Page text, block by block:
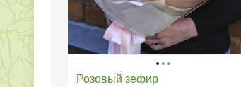
Розовый зефир